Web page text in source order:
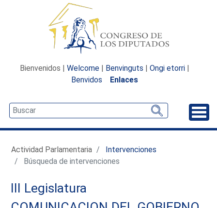
Bienvenidos | Welcome | Benvinguts | Ongi etorri |
Benvidos
Enlaces
Actividad Parlamentaria
Intervenciones
Búsqueda de intervenciones
III Legislatura